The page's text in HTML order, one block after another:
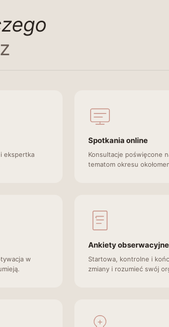
ekspertka
Spotkania online
Konsultacje poświęcone
tematom okresu
w
Ankiety obserwacyjne
Startowa, kontrolne i
zmiany i rozumieć swój